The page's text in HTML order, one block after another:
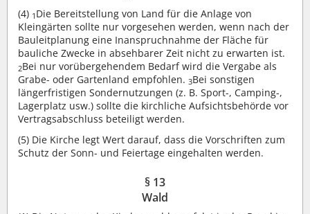
(4) 1 Die Bereitstellung von Land für die Anlage von
Kleingärten sollte nur vorgesehen werden, wenn nach der
Bauleitplanung eine Inanspruchnahme der Fläche für
bauliche Zwecke in absehbarer Zeit nicht zu erwarten ist.
2Bei nur vorübergehendem Bedarf wird die Vergabe als
Grabe- oder Gartenland empfohlen. 3Bei sonstigen
längerfristigen Sondernutzungen (z. B. Sport-, Camping-,
Lagerplatz usw.) sollte die kirchliche Aufsichtsbehörde vor
Vertragsabschluss beteiligt werden.
(5) Die Kirche legt Wert darauf, dass die Vorschriften zum
Schutz der Sonn- und Feiertage eingehalten werden.
§ 13
Wald